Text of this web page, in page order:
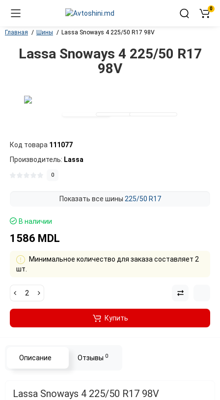
0
Главная Шины Lassa Snoways 4 225/50 R17 98V
Lassa Snoways 4 225/50 R17
98V
Код товара 111077
Производитель: Lassa
0
Показать все шины 225/50 R17
В наличии
1586 MDL
Минимальное количество для заказа составляет 2
шт.
Купить
Описание Отзывы 0
Lassa Snoways 4 225/50 R17 98V